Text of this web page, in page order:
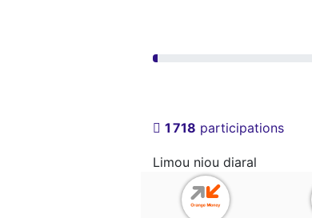
1 718 participations
Limou niou diaral